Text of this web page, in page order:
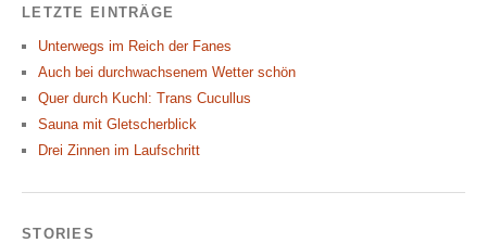
LETZTE EINTRÄGE
Unterwegs im Reich der Fanes
Auch bei durchwachsenem Wetter schön
Quer durch Kuchl: Trans Cucullus
Sauna mit Gletscherblick
Drei Zinnen im Laufschritt
STORIES